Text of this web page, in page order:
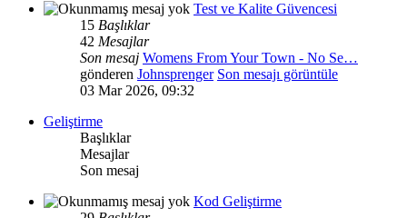
Test ve Kalite Güvencesi
15 Başlıklar
42 Mesajlar
Son mesaj Womens From Your Town - No Se…
gönderen Johnsprenger Son mesajı görüntüle
03 Mar 2026, 09:32
Geliştirme
Başlıklar
Mesajlar
Son mesaj
Kod Geliştirme